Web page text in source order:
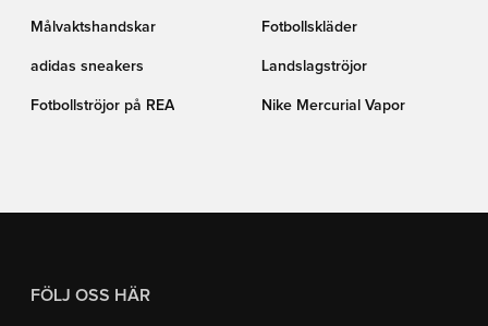
Målvaktshandskar Fotbollskläder
adidas sneakers Landslagströjor
Fotbollströjor på REA Nike Mercurial Vapor
FÖLJ OSS HÄR